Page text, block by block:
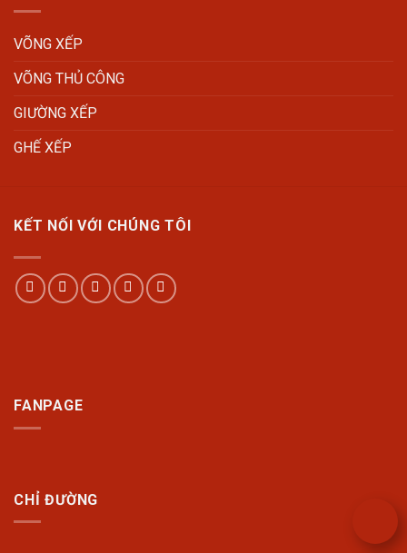
VÕNG XẾP
VÕNG THỦ CÔNG
GIƯỜNG XẾP
GHẾ XẾP
KẾT NỐI VỚI CHÚNG TÔI
FANPAGE
CHỈ ĐƯỜNG